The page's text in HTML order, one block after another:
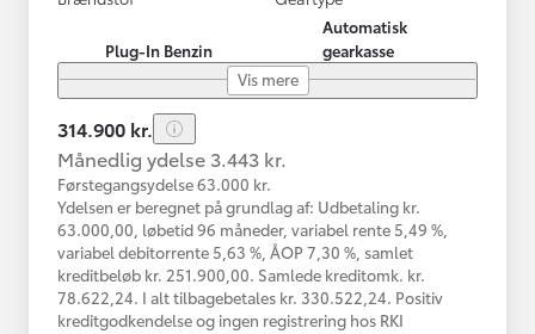
Plug-In Benzin
Automatisk
gearkasse
Vis mere
314.900 kr.
Månedlig ydelse 3.443 kr.
Førstegangsydelse 63.000 kr.
Ydelsen er beregnet på grundlag af: Udbetaling kr.
63.000,00, løbetid 96 måneder, variabel rente 5,49 %,
variabel debitorrente 5,63 %, ÅOP 7,30 %, samlet
kreditbeløb kr. 251.900,00. Samlede kreditomk. kr.
78.622,24. I alt tilbagebetales kr. 330.522,24. Positiv
kreditgodkendelse og ingen registrering hos RKI